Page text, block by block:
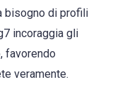
bisogno di profili
incoraggia gli
favorendo
veramente.